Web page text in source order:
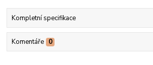
Kompletní specifikace
Komentáře 0